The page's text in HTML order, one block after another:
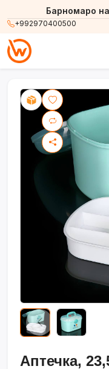
+992970400500
Барномаро
Аптечка,